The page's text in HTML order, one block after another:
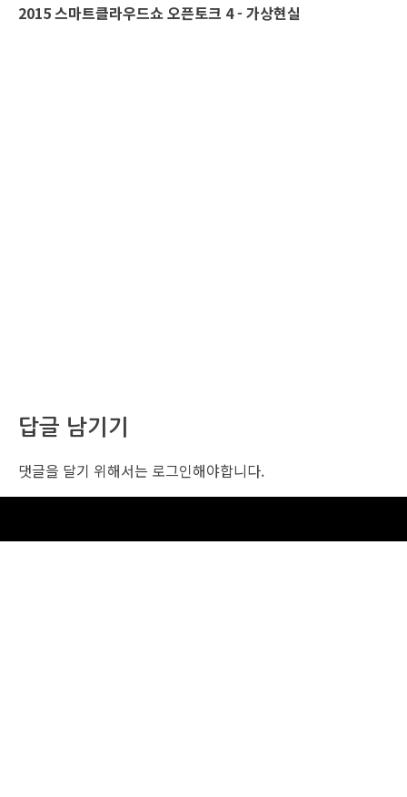
2015 스마트클라우드쇼 오픈토크 4 - 가상현실
답글 남기기
댓글을 달기 위해서는 로그인해야합니다.